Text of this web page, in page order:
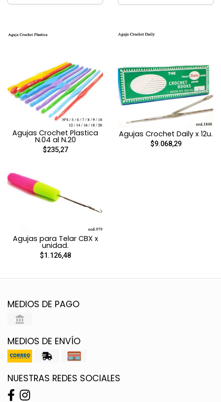
Agujas Crochet Plastica
N.04 al N.20
$235,27
Agujas Crochet Daily x 12u.
$9.068,29
Agujas para Telar CBX x
unidad.
$1.126,48
MEDIOS DE PAGO
MEDIOS DE ENVÍO
NUESTRAS REDES SOCIALES